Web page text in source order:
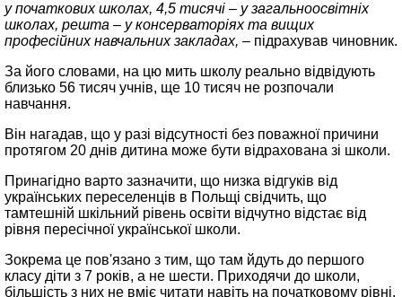
у початкових школах, 4,5 тисячі – у загальноосвітніх
школах, решта – у консерваторіях та вищих
професійних навчальних закладах, – підрахував чиновник.
За його словами, на цю мить школу реально відвідують
близько 56 тисяч учнів, ще 10 тисяч не розпочали
навчання.
Він нагадав, що у разі відсутності без поважної причини
протягом 20 днів дитина може бути відрахована зі школи.
Принагідно варто зазначити, що низка відгуків від
українських переселенців в Польщі свідчить, що
тамтешній шкільний рівень освіти відчутно відстає від
рівня пересічної української школи.
Зокрема це пов'язано з тим, що там йдуть до першого
класу діти з 7 років, а не шести. Приходячи до школи,
більшість з них не вміє читати навіть на початковому рівні.